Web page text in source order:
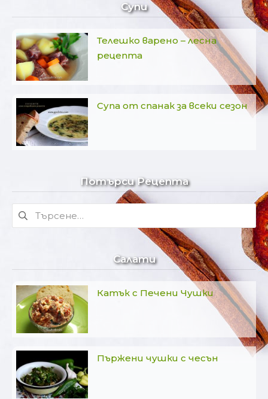
Супи
Телешко варено – лесна
рецепта
Супа от спанак за всеки сезон
Потърси Рецепта
Търсене
за:
Салати
Катък с Печени Чушки
Пържени чушки с чесън